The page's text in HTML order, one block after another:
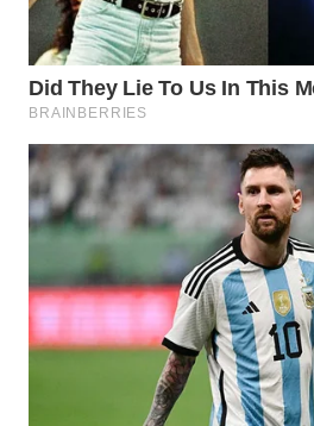
WN
TAPANULI
TENGAH
WN DELI
SERDANG
WN
TEBING
TINGGI
WN